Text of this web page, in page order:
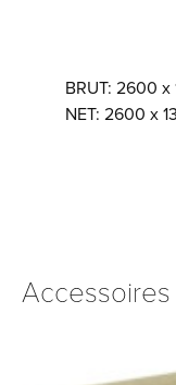
BRUT: 2600 x
NET: 2600 x
Accessoires